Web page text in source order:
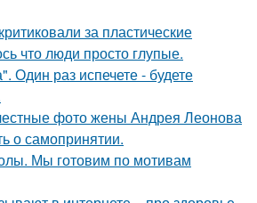
за пластические
что люди просто глупые.
Один раз испечете - будете
фото жены Андрея Леонова
о самопринятии.
Мы готовим по мотивам